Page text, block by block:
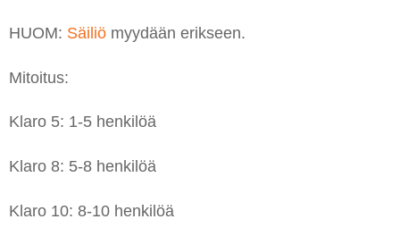
HUOM: Säiliö myydään erikseen.
Mitoitus:
Klaro 5: 1-5 henkilöä
Klaro 8: 5-8 henkilöä
Klaro 10: 8-10 henkilöä